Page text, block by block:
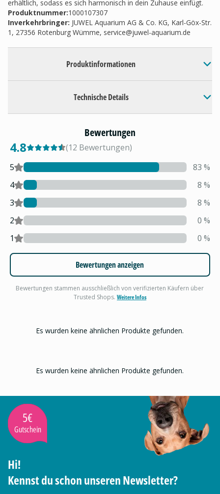
erhältlich, sodass es sich harmonisch in dein Zuhause einfügt.
Produktnummer:1000107307
Inverkehrbringer: JUWEL Aquarium AG & Co. KG, Karl-Göx-Str.
1, 27356 Rotenburg Wümme, service@juwel-aquarium.de
Produktinformationen
Technische Details
Bewertungen
4.8 (12 Bewertungen)
5
83 %
4
8 %
3
8 %
2
0 %
1
0 %
Bewertungen anzeigen
Bewertungen stammen ausschließlich von verifizierten Käufern über
Trusted Shops. Weitere Infos
Es wurden keine ähnlichen Produkte gefunden.
Es wurden keine ähnlichen Produkte gefunden.
5€
Gutschein
Hi!
Kennst du schon unseren Newsletter?